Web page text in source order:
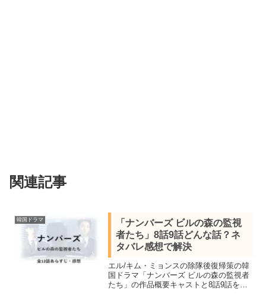
関連記事
韓国ドラマ
「ナンバーズ ビルの森の監視
者たち」8話9話どんな話？ネ
タバレ感想で解決
エル/キム・ミョンスの除隊後復帰策の韓
国ドラマ「ナンバーズ ビルの森の監視者
たち」の作品概要キャストと8話9話を視